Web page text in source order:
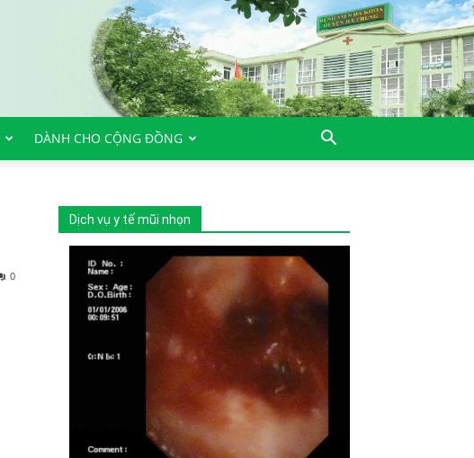
DÀNH CHO CỘNG ĐỒNG
0
Dịch vụ y tế mũi nhọn